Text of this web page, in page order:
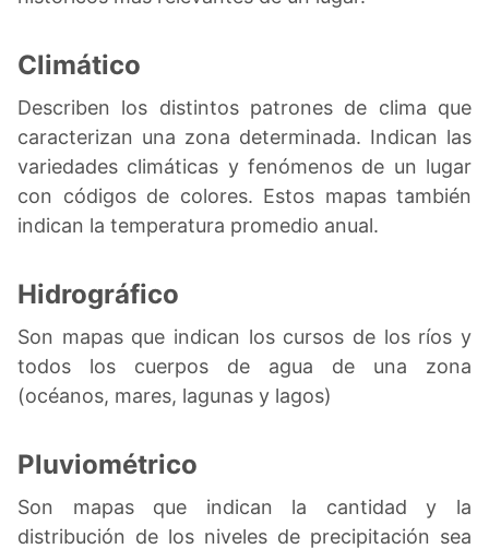
Climático
Describen los distintos patrones de clima que
caracterizan una zona determinada. Indican las
variedades climáticas y fenómenos de un lugar
con códigos de colores. Estos mapas también
indican la temperatura promedio anual.
Hidrográfico
Son mapas que indican los cursos de los ríos y
todos los cuerpos de agua de una zona
(océanos, mares, lagunas y lagos)
Pluviométrico
Son mapas que indican la cantidad y la
distribución de los niveles de precipitación sea